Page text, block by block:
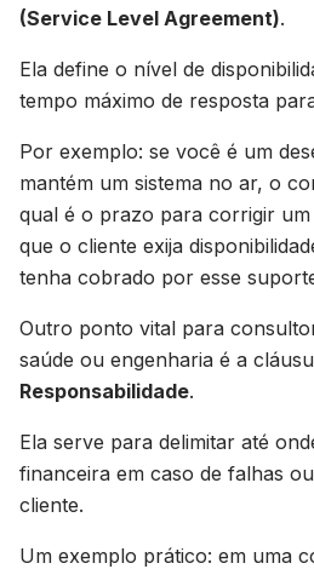
(Service Level Agreement).
Ela define o nível de
tempo máximo de resposta
Por exemplo: se você é um
mantém um sistema no ar, o
qual é o prazo para corrigir
que o cliente exija
tenha cobrado por esse
Outro ponto vital para
saúde ou engenharia é a
Responsabilidade.
Ela serve para delimitar até
financeira em caso de falhas
cliente.
Um exemplo prático: em uma